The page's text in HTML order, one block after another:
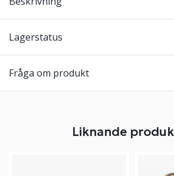
Lagerstatus
Fråga om produkt
Liknande